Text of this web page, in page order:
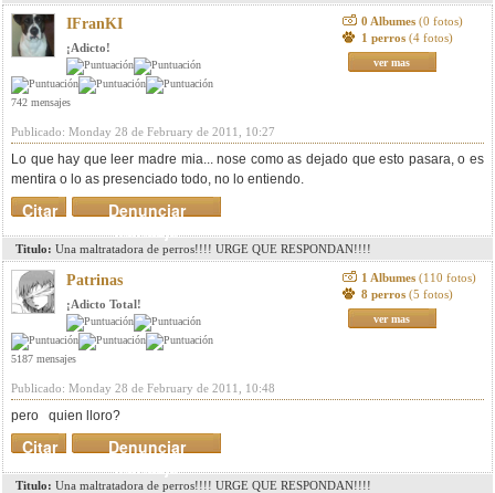
IFranKI
¡Adicto!
742 mensajes
0 Albumes (0 fotos)
1 perros (4 fotos)
ver mas
Publicado: Monday 28 de February de 2011, 10:27
Lo que hay que leer madre mia... nose como as dejado que esto pasara, o es
mentira o lo as presenciado todo, no lo entiendo.
Denunciar
mensaje
Citar
Titulo: Una maltratadora de perros!!!! URGE QUE RESPONDAN!!!!
Patrinas
¡Adicto Total!
5187 mensajes
1 Albumes (110 fotos)
8 perros (5 fotos)
ver mas
Publicado: Monday 28 de February de 2011, 10:48
pero quien lloro?
Denunciar
mensaje
Citar
Titulo: Una maltratadora de perros!!!! URGE QUE RESPONDAN!!!!